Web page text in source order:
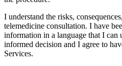
I understand the risks,
telemedicine consultation. I have
information in a language that I can
informed decision and I agree to
Services.